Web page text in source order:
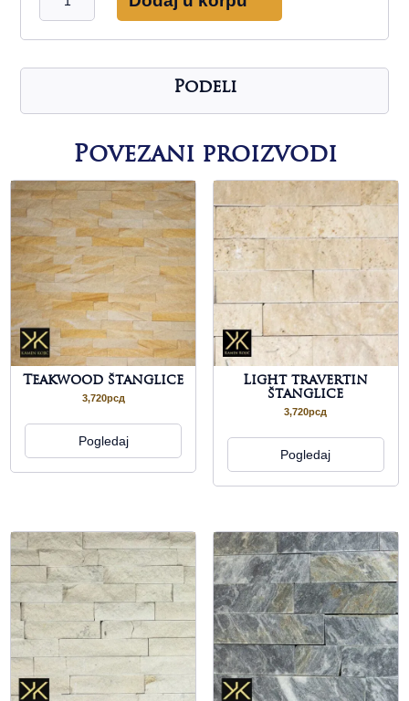
količina
Podeli
Povezani proizvodi
Teakwood štanglice
3,720рсд
Pogledaj
Light travertin
štanglice
3,720рсд
Pogledaj